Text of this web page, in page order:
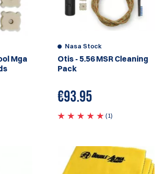
Mga
Nasa Stock
Otis - 5.56 MSR Cleaning
Pack
€93.95
(1)